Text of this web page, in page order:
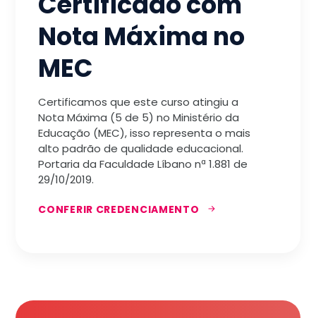
Nota Máxima no
MEC
Certificamos que este curso atingiu a
Nota Máxima (5 de 5) no Ministério da
Educação (MEC), isso representa o mais
alto padrão de qualidade educacional.
Portaria da Faculdade Líbano nª 1.881 de
29/10/2019.
CONFERIR CREDENCIAMENTO